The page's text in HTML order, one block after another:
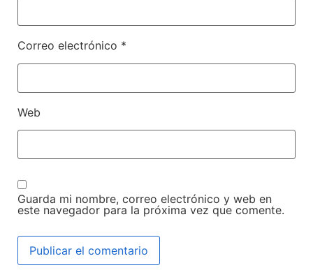
Correo electrónico *
Web
Guarda mi nombre, correo electrónico y web en
este navegador para la próxima vez que comente.